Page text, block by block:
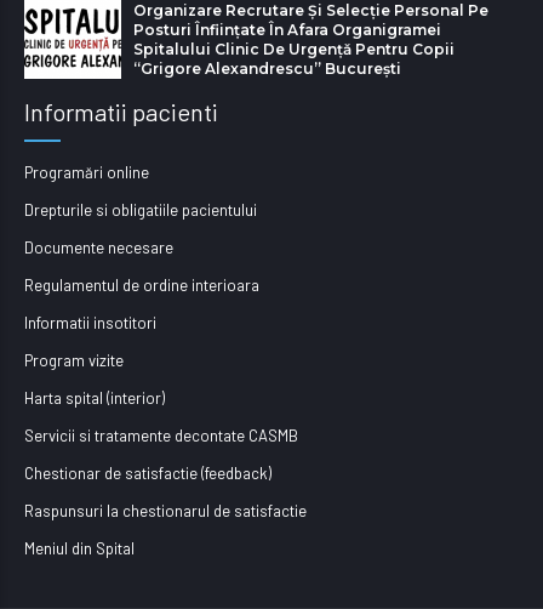
Organizare Recrutare Și Selecție Personal Pe
Posturi Înființate În Afara Organigramei
Spitalului Clinic De Urgență Pentru Copii
“Grigore Alexandrescu” Bucureşti
Informatii pacienti
Programări online
Drepturile si obligatiile pacientului
Documente necesare
Regulamentul de ordine interioara
Informatii insotitori
Program vizite
Harta spital (interior)
Servicii si tratamente decontate CASMB
Chestionar de satisfactie (feedback)
Raspunsuri la chestionarul de satisfactie
Meniul din Spital